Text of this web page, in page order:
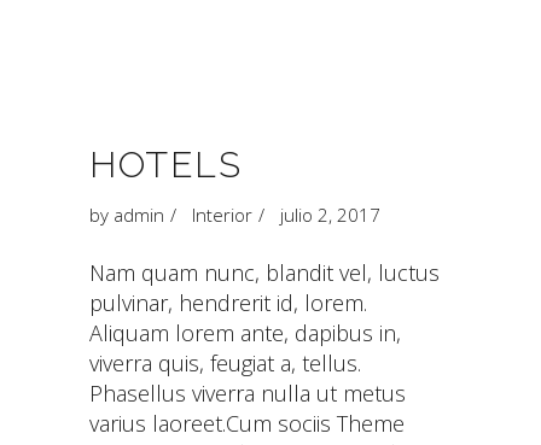
HOTELS
by admin Interior julio 2, 2017
Nam quam nunc, blandit vel, luctus
pulvinar, hendrerit id, lorem.
Aliquam lorem ante, dapibus in,
viverra quis, feugiat a, tellus.
Phasellus viverra nulla ut metus
varius laoreet.Cum sociis Theme